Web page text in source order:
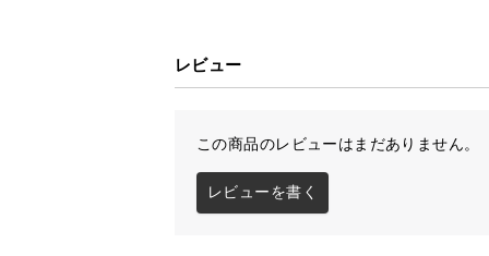
レビュー
この商品のレビューはまだありません。
レビューを書く